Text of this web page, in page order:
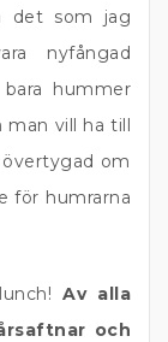
det som jag
nyfångad
hummer
man vill ha till
om
för humrarna
Av alla
och